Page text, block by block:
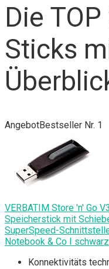
Die
Sticks
AngebotBestseller Nr. 1
VERBATIM Store 'n' Go
Speicherstick mit
SuperSpeed-
Notebook & Co I schwarz
Konnektivitäts